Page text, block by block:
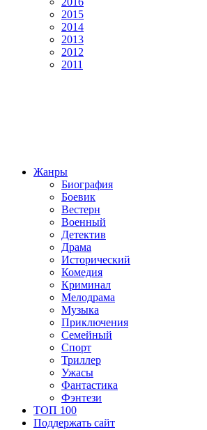
2015
2014
2013
2012
2011
Жанры
Биография
Боевик
Вестерн
Военный
Детектив
Драма
Исторический
Комедия
Криминал
Мелодрама
Музыка
Приключения
Семейный
Спорт
Триллер
Ужасы
Фантастика
Фэнтези
ТОП 100
Поддержать сайт